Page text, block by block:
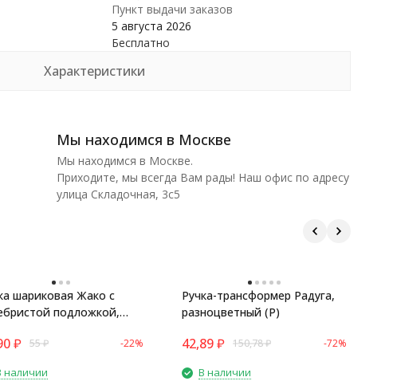
Пункт выдачи заказов
5 августа 2026
Бесплатно
Характеристики
Мы находимся в Москве
Мы находимся в Москве.
Приходите, мы всегда Вам рады! Наш офис по адресу
улица Складочная, 3с5
шариковая Жако с
подложкой,
₽ 55₽ -22%
наличии
Ручка-трансформер Радуга,
разноцветный (Р)
42,89₽ 150,78₽ -72%
В наличии